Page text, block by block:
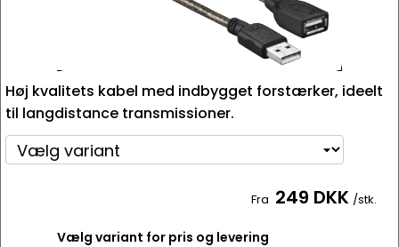
Høj kvalitets kabel med indbygget forstærker, ideelt
til langdistance transmissioner.
Fra 249 DKK /stk.
Vælg variant for pris og levering